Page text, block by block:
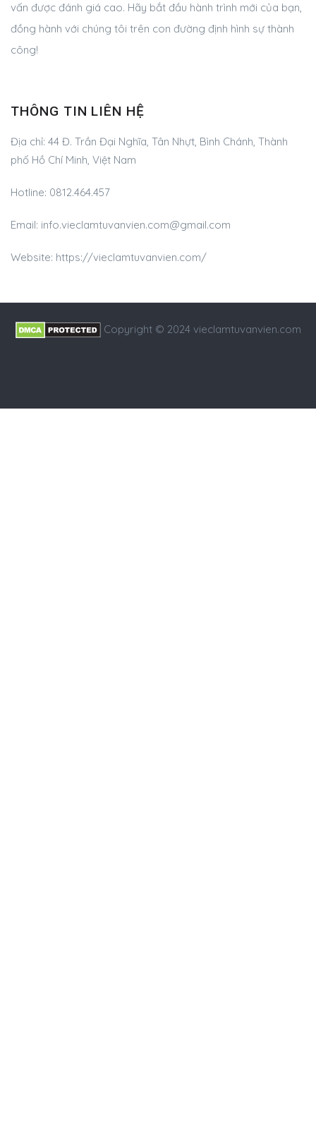
vấn được đánh giá cao. Hãy bắt đầu hành trình mới của bạn,
đồng hành với chúng tôi trên con đường định hình sự thành
công!
THÔNG TIN LIÊN HỆ
Địa chỉ: 44 Đ. Trần Đại Nghĩa, Tân Nhựt, Bình Chánh, Thành
phố Hồ Chí Minh, Việt Nam
Hotline: 0812.464.457
Email: info.vieclamtuvanvien.com@gmail.com
Website: https://vieclamtuvanvien.com/
Copyright © 2024 vieclamtuvanvien.com